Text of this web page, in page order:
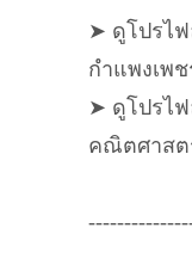
➤ ดูโปรไ
กำแพงเพช
➤ ดูโปรไ
คณิตศาสต